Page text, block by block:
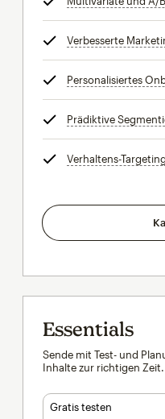
Verbesserte
Personalisiertes
Prädiktive
Verhaltens-Targeting
Essentials
Sende mit Test- und
Inhalte zur richtigen Zeit.
Gratis testen